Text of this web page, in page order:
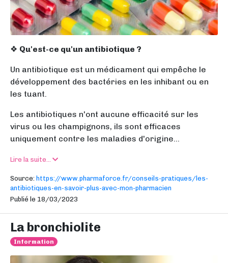
❖ Qu'est-ce qu'un antibiotique ?
Un antibiotique est un médicament qui empêche le
développement des bactéries en les inhibant ou en
les tuant.
Les antibiotiques n'ont aucune efficacité sur les
virus ou les champignons, ils sont efficaces
uniquement contre les maladies d'origine...
Lire la suite...
Source: https://www.pharmaforce.fr/conseils-pratiques/les-
antibiotiques-en-savoir-plus-avec-mon-pharmacien
Publié le 18/03/2023
La bronchiolite
Information